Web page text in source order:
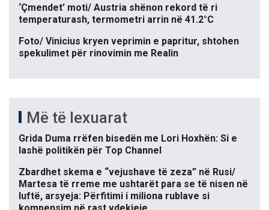
‘Çmendet’ moti/ Austria shënon rekord të ri
temperaturash, termometri arrin në 41.2°C
Foto/ Vinicius kryen veprimin e papritur, shtohen
spekulimet për rinovimin me Realin
Më të lexuarat
Grida Duma rrëfen bisedën me Lori Hoxhën: Si e
lashë politikën për Top Channel
Zbardhet skema e “vejushave të zeza” në Rusi/
Martesa të rreme me ushtarët para se të nisen në
luftë, arsyeja: Përfitimi i miliona rublave si